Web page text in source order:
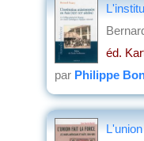
éd.
par Philippe